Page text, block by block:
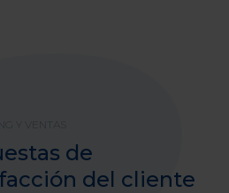
Y VENTAS
de
del cliente